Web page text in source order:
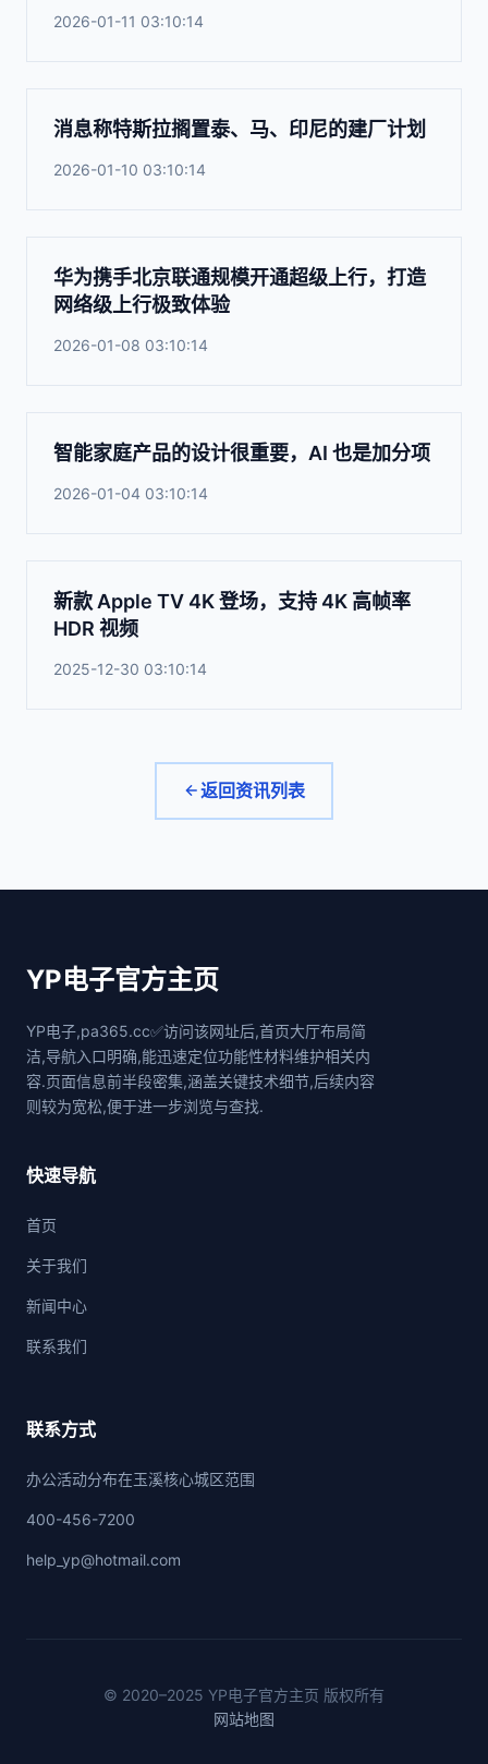
2026-01-11 03:10:14
消息称特斯拉搁置泰、马、印尼的建厂计划
2026-01-10 03:10:14
华为携手北京联通规模开通超级上行，打造
网络级上行极致体验
2026-01-08 03:10:14
智能家庭产品的设计很重要，AI 也是加分项
2026-01-04 03:10:14
新款 Apple TV 4K 登场，支持 4K 高帧率
HDR 视频
2025-12-30 03:10:14
返回资讯列表
YP电子官方主页
YP电子,pa365.cc✅访问该网址后,首页大厅布局简
洁,导航入口明确,能迅速定位功能性材料维护相关内
容.页面信息前半段密集,涵盖关键技术细节,后续内容
则较为宽松,便于进一步浏览与查找.
快速导航
首页
关于我们
新闻中心
联系我们
联系方式
办公活动分布在玉溪核心城区范围
400-456-7200
help_yp@hotmail.com
© 2020–2025 YP电子官方主页 版权所有
网站地图